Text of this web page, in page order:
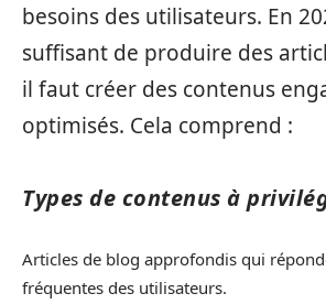
besoins des utilisateurs. En
suffisant de produire des
il faut créer des contenus
optimisés. Cela comprend :
Types de contenus à
Articles de blog approfondis qui
fréquentes des utilisateurs.